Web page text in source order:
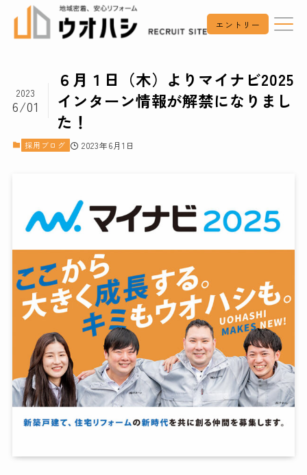
エントリー
６月１日（木）よりマイナビ2025
インターン情報が解禁になりまし
た！
2023
6/01
採用ブログ 2023年6月1日